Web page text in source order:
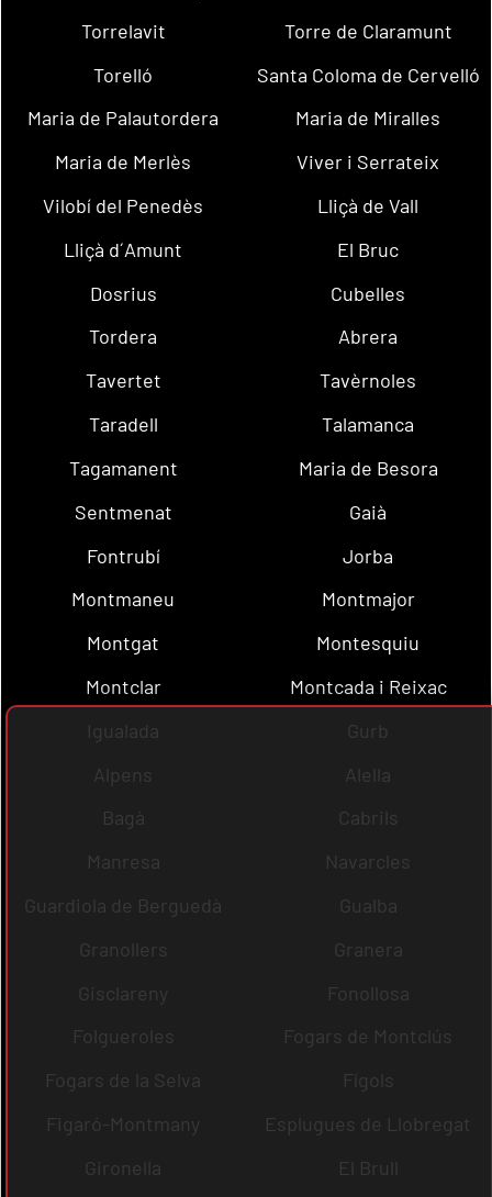
Torrelavit
Torre de Claramunt
Torelló
Santa Coloma de Cervelló
Maria de Palautordera
Maria de Miralles
Maria de Merlès
Viver i Serrateix
Vilobí del Penedès
Lliçà de Vall
Lliçà d´Amunt
El Bruc
Dosrius
Cubelles
Tordera
Abrera
Tavertet
Tavèrnoles
Taradell
Talamanca
Tagamanent
Maria de Besora
Sentmenat
Gaià
Fontrubí
Jorba
Montmaneu
Montmajor
Montgat
Montesquiu
Montclar
Montcada i Reixac
Igualada
Gurb
Alpens
Alella
Bagà
Cabrils
Manresa
Navarcles
Guardiola de Berguedà
Gualba
Granollers
Granera
Gisclareny
Fonollosa
Folgueroles
Fogars de Montclús
Fogars de la Selva
Fígols
Figaró-Montmany
Esplugues de Llobregat
Gironella
El Brull